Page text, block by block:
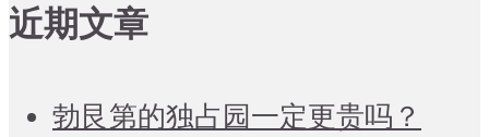
近期文章
勃艮第的独占园一定更贵吗？